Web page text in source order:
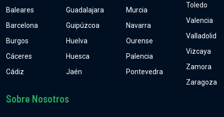
Baleares
Barcelona
Burgos
Cáceres
Cádiz
Guadalajara
Guipúzcoa
Huelva
Huesca
Jaén
Murcia
Navarra
Ourense
Palencia
Pontevedra
Toledo
Valencia
Valladolid
Vizcaya
Zamora
Zaragoza
Sobre Nosotros